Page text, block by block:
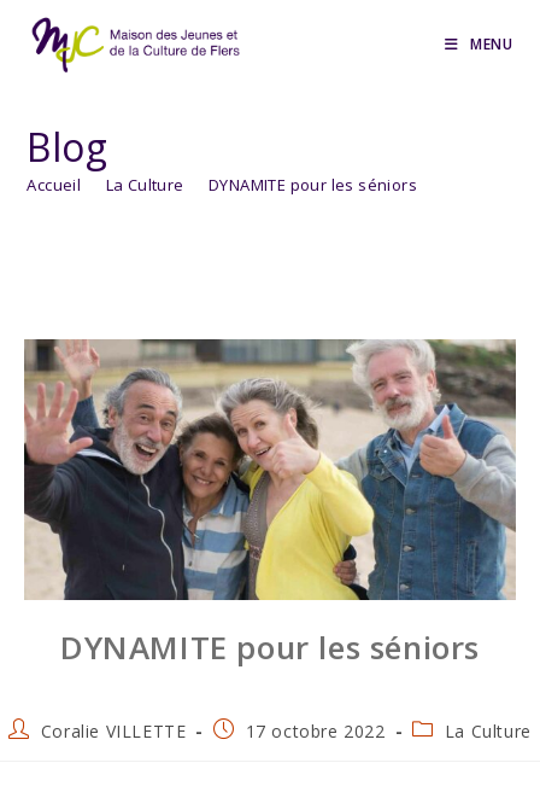
content
MENU
Blog
Accueil La Culture DYNAMITE pour les séniors
DYNAMITE pour les séniors
Auteur/autrice
Coralie VILLETTE
Publication
17 octobre 2022
PostLa Culture